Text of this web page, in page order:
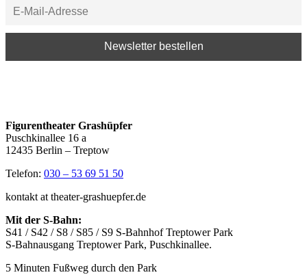
Figurentheater Grashüpfer
Puschkinallee 16 a
12435 Berlin – Treptow
Telefon: 030 – 53 69 51 50
kontakt at theater-grashuepfer.de
Mit der S-Bahn:
S41 / S42 / S8 / S85 / S9 S-Bahnhof Treptower Park
S-Bahnausgang Treptower Park, Puschkinallee.
5 Minuten Fußweg durch den Park